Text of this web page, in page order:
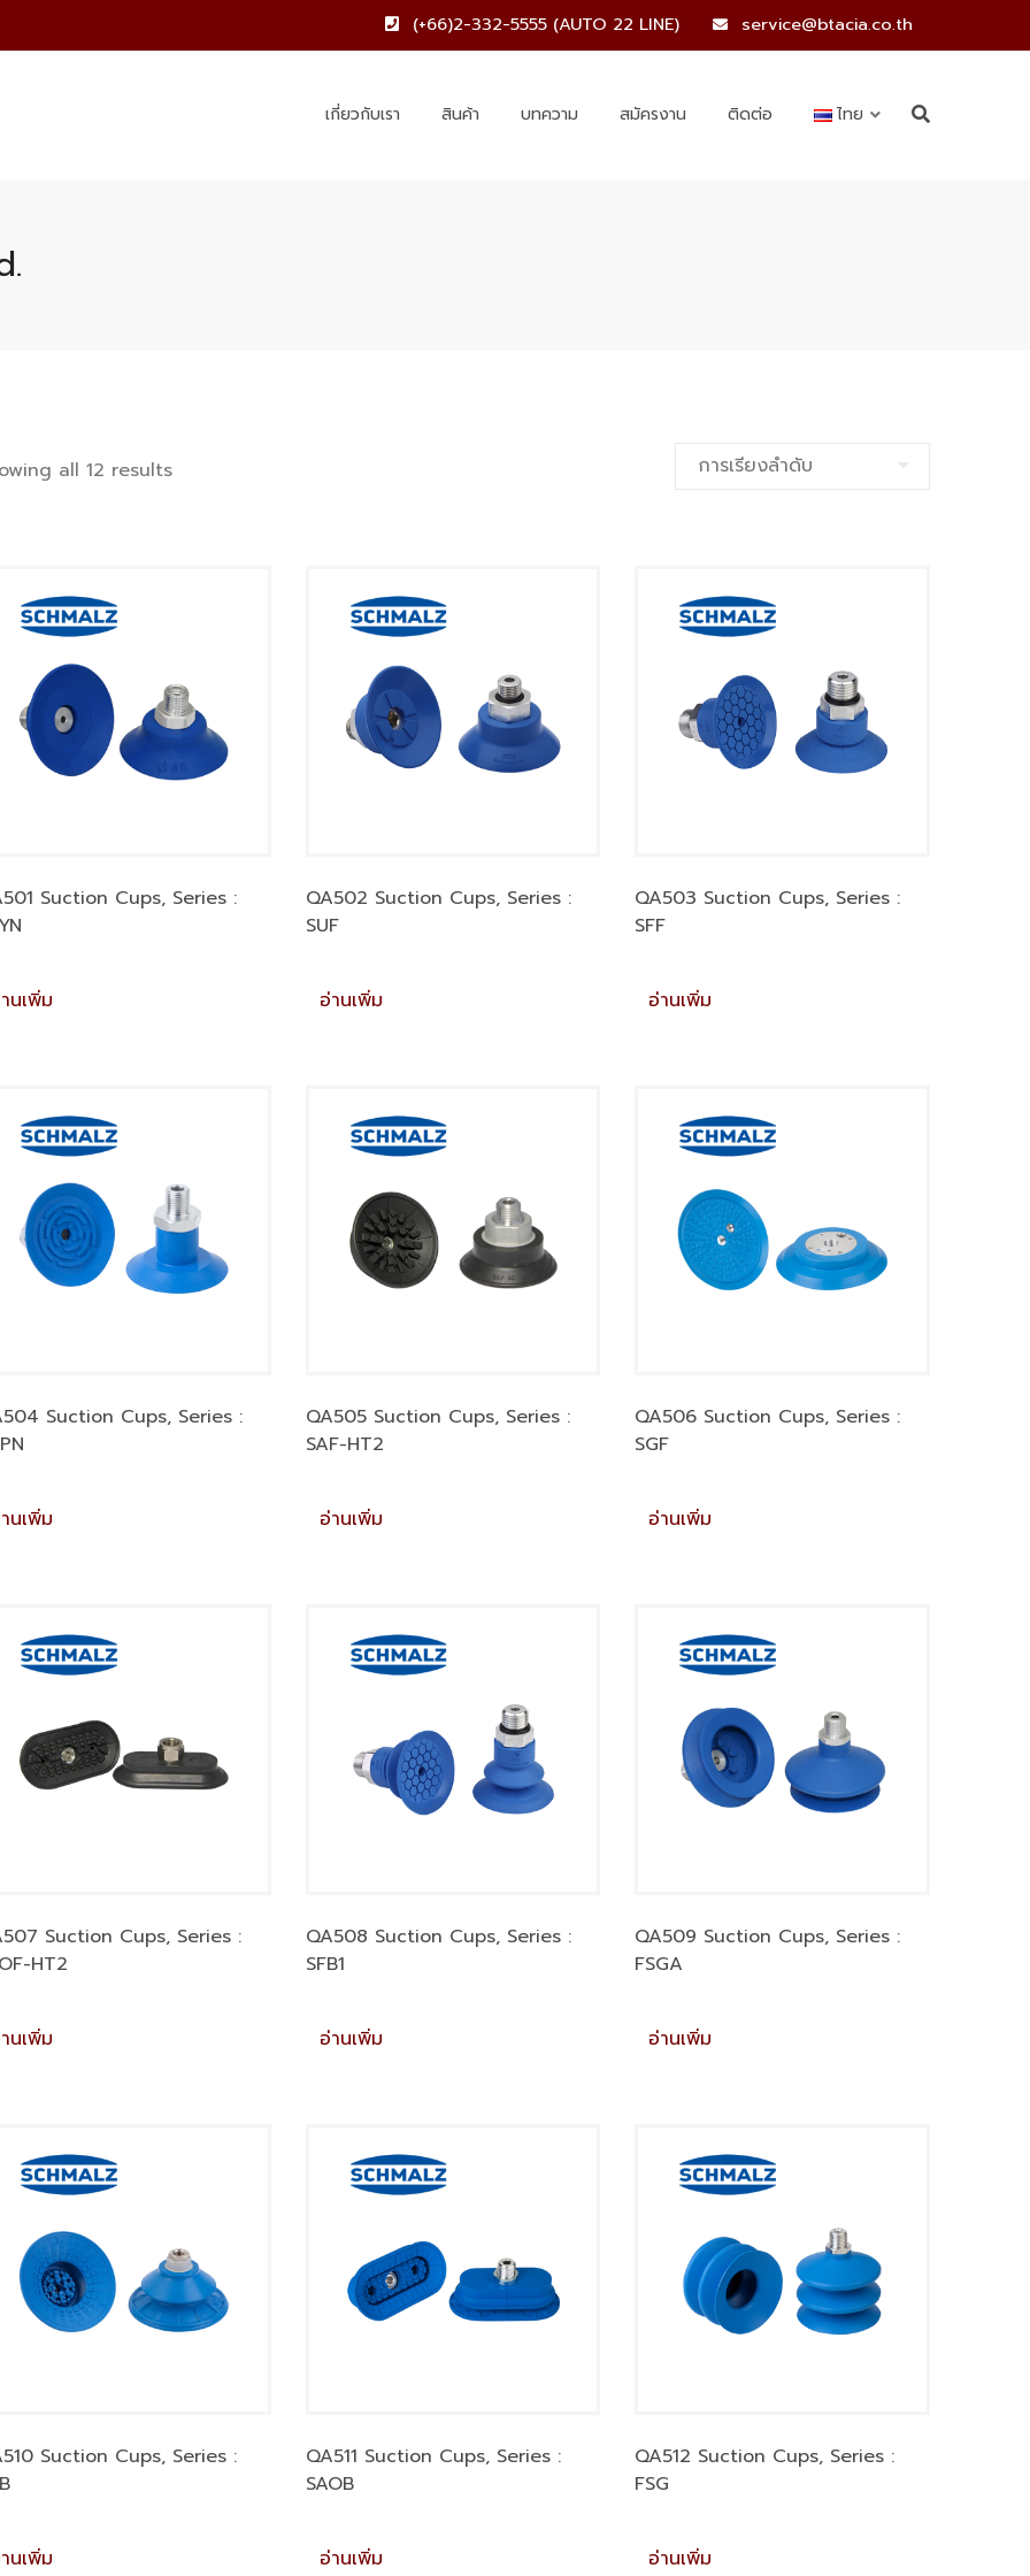
(+66)2-332-5555 (AUTO 22 LINE) service@btacia.co.th
เกี่ยวกับเรา สินค้า บทความ สมัครงาน ติดต่อ ไทย
all 12 results
Suction Cups, Series :
นเพิ่ม
QA502 Suction Cups, Series :
SUF
อ่านเพิ่ม
QA503 Suction Cups, Series :
SFF
อ่านเพิ่ม
Suction Cups, Series :
นเพิ่ม
QA505 Suction Cups, Series :
SAF-HT2
อ่านเพิ่ม
QA506 Suction Cups, Series :
SGF
อ่านเพิ่ม
Suction Cups, Series :
HT2
นเพิ่ม
QA508 Suction Cups, Series :
SFB1
อ่านเพิ่ม
QA509 Suction Cups, Series :
FSGA
อ่านเพิ่ม
Suction Cups, Series :
นเพิ่ม
QA511 Suction Cups, Series :
SAOB
อ่านเพิ่ม
QA512 Suction Cups, Series :
FSG
อ่านเพิ่ม